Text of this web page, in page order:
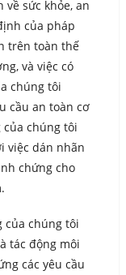
sức khỏe, an
của pháp
trên toàn thế
và việc có
chúng tôi
cầu an toàn cơ
của chúng tôi
việc dán nhãn
chứng cho
của chúng tôi
tác động môi
các yêu cầu